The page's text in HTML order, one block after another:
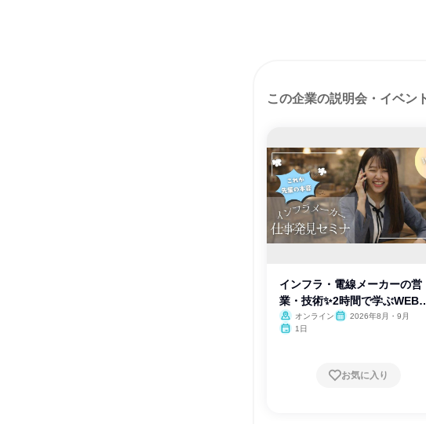
この企業の説明会・イベン
インフラ・電線メーカーの営
業・技術✨2時間で学ぶWEB
明会オンライン
2026年8月・9月
1日
お気に入り